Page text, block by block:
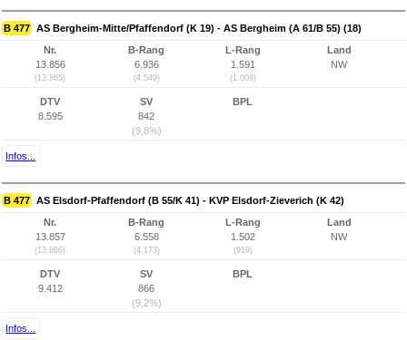
B 477 AS Bergheim-Mitte/Pfaffendorf (K 19) - AS Bergheim (A 61/B 55) (18)
Nr.
13.856
(13.865)
B-Rang
6.936
(4.549)
L-Rang
1.591
(1.008)
Land
NW
DTV
8.595
SV
842
(9,8%)
BPL
Infos...
B 477 AS Elsdorf-Pfaffendorf (B 55/K 41) - KVP Elsdorf-Zieverich (K 42)
Nr.
13.857
(13.866)
B-Rang
6.558
(4.173)
L-Rang
1.502
(919)
Land
NW
DTV
9.412
SV
866
(9,2%)
BPL
Infos...